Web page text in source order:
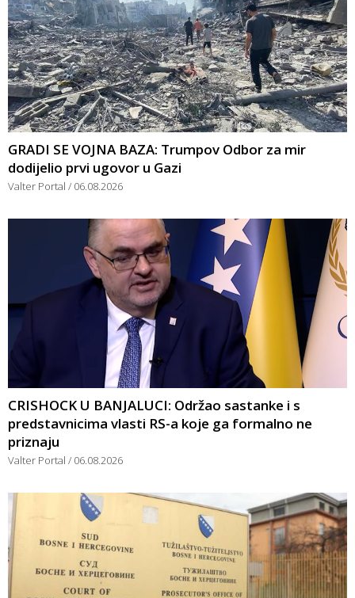
GRADI SE VOJNA BAZA: Trumpov Odbor za mir
dodijelio prvi ugovor u Gazi
Valter Portal 06.08.2026
CRISHOCK U BANJALUCI: Održao sastanke i s
predstavnicima vlasti RS-a koje ga formalno ne
priznaju
Valter Portal 06.08.2026